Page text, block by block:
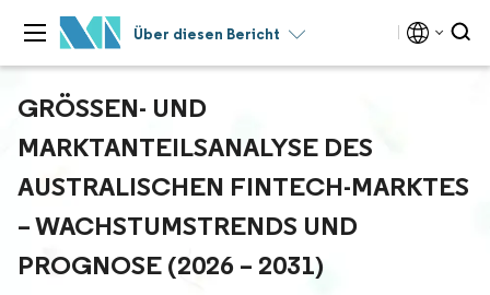
Über diesen Bericht
GRÖSSEN- UND M
ARKTANTEILSANALYSE DES A
USTRALISCHEN FINTECH-MARKTES –
WACHSTUMSTRENDS UND P
ROGNOSE (2026 – 2031)